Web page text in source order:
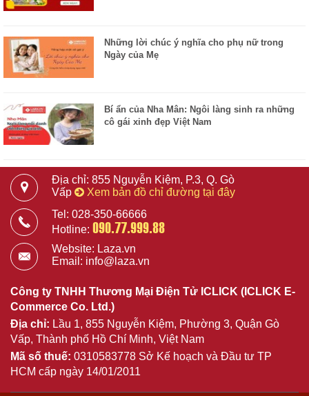
Những lời chúc ý nghĩa cho phụ nữ trong
Ngày của Mẹ
Bí ẩn của Nha Mân: Ngôi làng sinh ra những
cô gái xinh đẹp Việt Nam
Địa chỉ: 855 Nguyễn Kiệm, P.3, Q. Gò
Vấp
Xem bản đồ chỉ đường tại đây
Tel: 028-350-66666
Hotline: 090.77.999.88
Website: Laza.vn
Email: info@laza.vn
Công ty TNHH Thương Mại Điện Tử ICLICK (ICLICK E-
Commerce Co. Ltd.)
Địa chỉ: Lầu 1, 855 Nguyễn Kiệm, Phường 3, Quận Gò
Vấp, Thành phố Hồ Chí Minh, Việt Nam
Mã số thuế: 0310583778 Sở Kế hoạch và Đầu tư TP
HCM cấp ngày 14/01/2011